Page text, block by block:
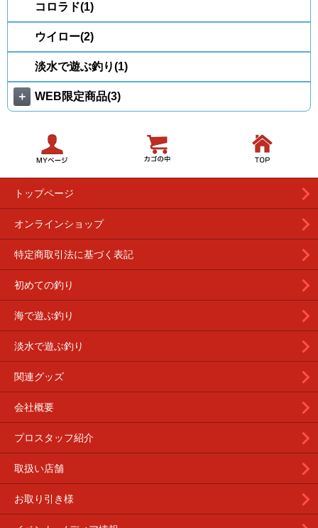
コロラド(1)
ウイロー(2)
淡水で遊ぶ釣り(1)
＋ WEB限定商品(3)
トップページ
オンラインショップ
特定商取引法に基づく表記
初めての釣り
海で遊ぶ釣り
淡水で遊ぶ釣り
関連グッズ
会社概要
プロスタッフ紹介
取扱い店舗
お取り引き様